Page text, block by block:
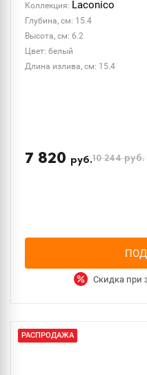
Коллекция: Laconico
Глубина, см: 15.4
Высота, см: 6.2
Цвет: белый
Длина излива, см: 15.4
7 820 руб.10 244руб.
Скидка при
РАСПРОДАЖА